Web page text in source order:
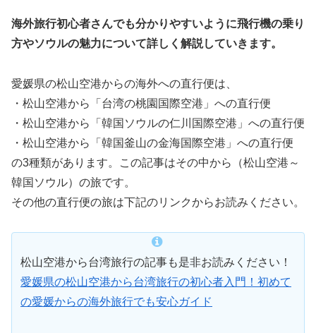
海外旅行初心者さんでも分かりやすいように飛行機の乗り
方やソウルの魅力について詳しく解説していきます。
愛媛県の松山空港からの海外への直行便は、
・松山空港から「台湾の桃園国際空港」への直行便
・松山空港から「韓国ソウルの仁川国際空港」への直行便
・松山空港から「韓国釜山の金海国際空港」への直行便
の3種類があります。この記事はその中から（松山空港～
韓国ソウル）の旅です。
その他の直行便の旅は下記のリンクからお読みください。
松山空港から台湾旅行の記事も是非お読みください！
愛媛県の松山空港から台湾旅行の初心者入門！初めて
の愛媛からの海外旅行でも安心ガイド